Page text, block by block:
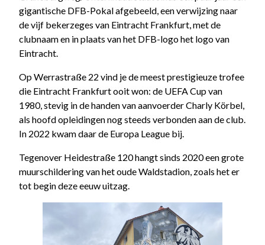
gigantische DFB-Pokal afgebeeld, een verwijzing naar
de vijf bekerzeges van Eintracht Frankfurt, met de
clubnaam en in plaats van het DFB-logo het logo van
Eintracht.
Op Werrastraße 22 vind je de meest prestigieuze trofee
die Eintracht Frankfurt ooit won: de UEFA Cup van
1980, stevig in de handen van aanvoerder Charly Körbel,
als hoofd opleidingen nog steeds verbonden aan de club.
In 2022 kwam daar de Europa League bij.
Tegenover Heidestraße 120 hangt sinds 2020 een grote
muurschildering van het oude Waldstadion, zoals het er
tot begin deze eeuw uitzag.